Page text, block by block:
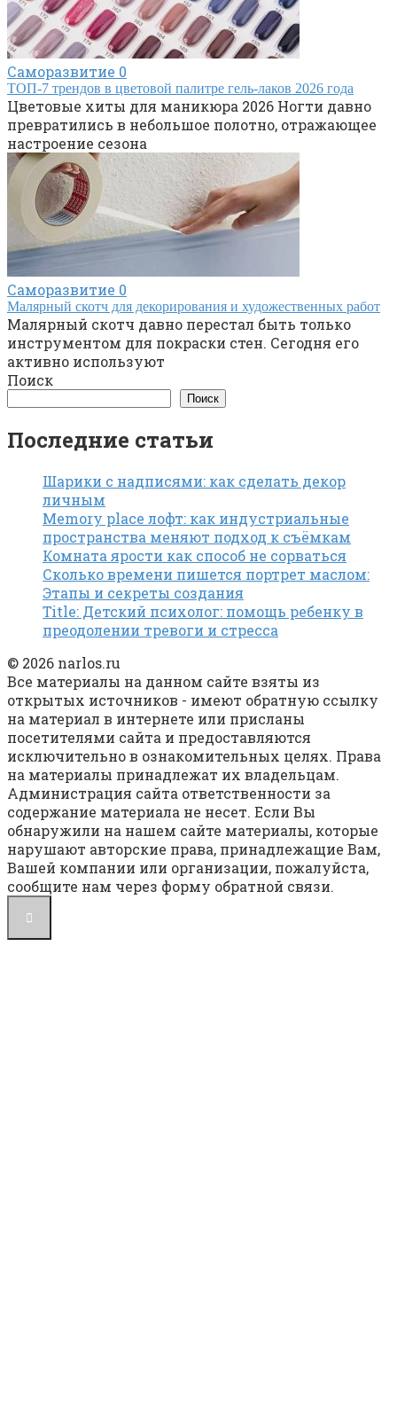
Саморазвитие 0
ТОП-7 трендов в цветовой палитре гель-лаков 2026 года
Цветовые хиты для маникюра 2026 Ногти давно
превратились в небольшое полотно, отражающее
настроение сезона
Саморазвитие 0
Малярный скотч для декорирования и художественных работ
Малярный скотч давно перестал быть только
инструментом для покраски стен. Сегодня его
активно используют
Поиск
Поиск
Последние статьи
Шарики с надписями: как сделать декор
личным
Memory place лофт: как индустриальные
пространства меняют подход к съёмкам
Комната ярости как способ не сорваться
Сколько времени пишется портрет маслом:
Этапы и секреты создания
Title: Детский психолог: помощь ребенку в
преодолении тревоги и стресса
© 2026 narlos.ru
Все материалы на данном сайте взяты из
открытых источников - имеют обратную ссылку
на материал в интернете или присланы
посетителями сайта и предоставляются
исключительно в ознакомительных целях. Права
на материалы принадлежат их владельцам.
Администрация сайта ответственности за
содержание материала не несет. Если Вы
обнаружили на нашем сайте материалы, которые
нарушают авторские права, принадлежащие Вам,
Вашей компании или организации, пожалуйста,
сообщите нам через форму обратной связи.